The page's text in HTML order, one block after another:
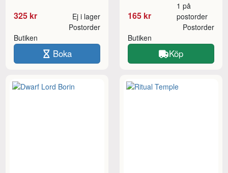
325 kr Ej i lager
Butiken
Postorder
Boka
165 kr
1 på
postorder
Butiken
Postorder
Köp